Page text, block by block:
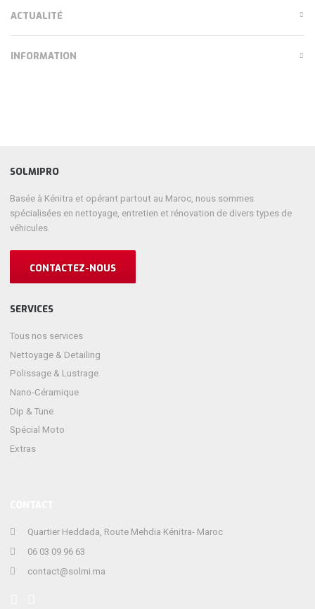
ACTUALITÉ
INFORMATION
Quartier Heddada, Route Mehdia Kénitra- Maroc
06 03 09 96 63
contact@solmi.ma
SOLMIPRO
Basée à Kénitra et opérant partout au Maroc, nous sommes
spécialisées en nettoyage, entretien et rénovation de divers types de
véhicules.
CONTACTEZ-NOUS
SERVICES
Tous nos services
Nettoyage & Detailing
Polissage & Lustrage
Nano-Céramique
Dip & Tune
Spécial Moto
Extras